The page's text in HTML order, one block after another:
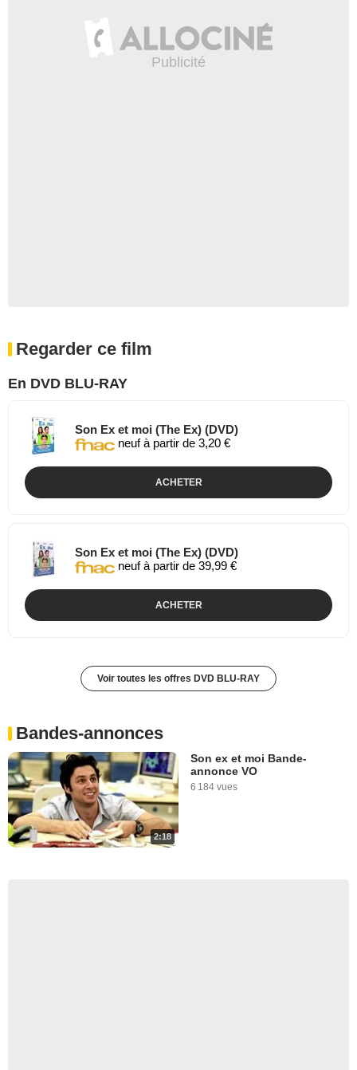
Regarder ce film
En DVD BLU-RAY
Son Ex et moi (The Ex) (DVD)
neuf à partir de 3,20 €
ACHETER
Son Ex et moi (The Ex) (DVD)
neuf à partir de 39,99 €
ACHETER
Voir toutes les offres DVD BLU-RAY
Bandes-annonces
2:18
Son ex et moi Bande-
annonce VO
6 184 vues